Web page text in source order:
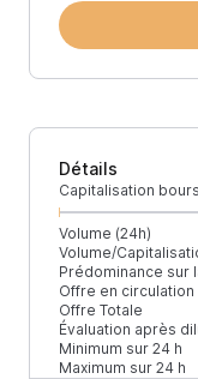
Détails
Capitalisation
Volume (24h)
Volume/
Prédominance sur
Offre en circulation
Offre Totale
Évaluation après
Minimum sur 24 h
Maximum sur 24 h